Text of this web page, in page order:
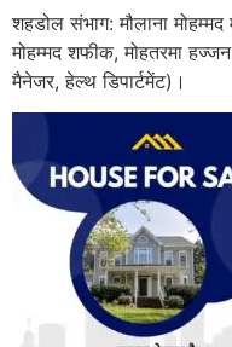
शहडोल संभाग: मौलाना
मोहम्मद शफीक, मोहतरमा
मैनेजर, हेल्थ डिपार्टमेंट)।